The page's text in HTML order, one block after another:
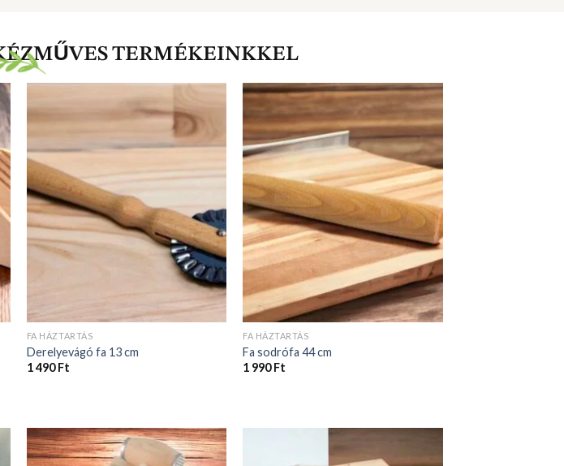
FA HÁZTARTÁS
Derelyevágó fa 13 cm
1 490Ft
FA HÁZTARTÁS
Fa sodrófa 44 cm
1 990Ft